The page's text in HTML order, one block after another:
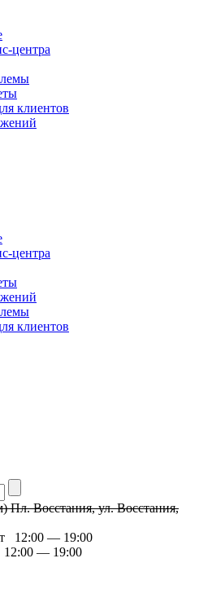
центра
клиентов
центра
клиентов
Пл. Восстания, ул. Восстания,
12:00 — 19:00
— 19:00